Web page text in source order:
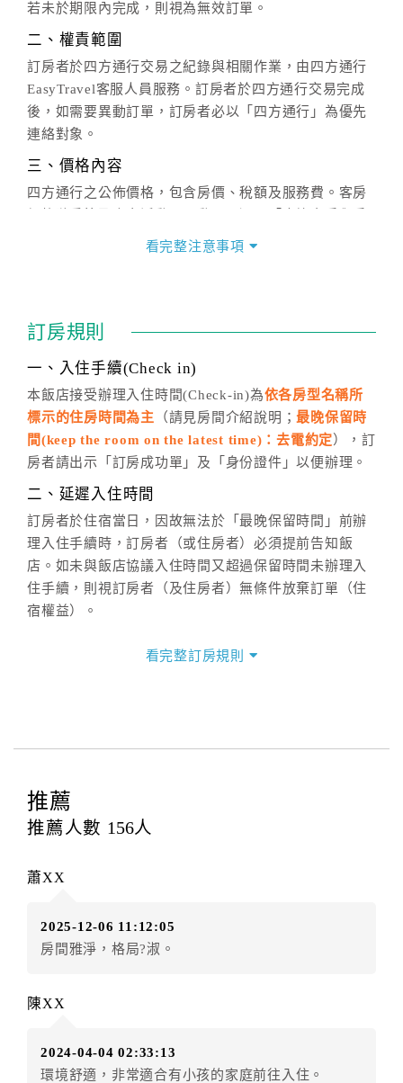
若未於期限內完成，則視為無效訂單。
二、權責範圍
訂房者於四方通行交易之紀錄與相關作業，由四方通行
EasyTravel客服人員服務。訂房者於四方通行交易完成
後，如需要異動訂單，訂房者必以「四方通行」為優先
連絡對象。
三、價格內容
四方通行之公佈價格，包含房價、稅額及服務費。客房
價」之當日價格為標準。
話方式異動訂單。
※非客服時間之申辦異動，皆為次日計算及辦理。
五、客服時間
週一至週日，上午9:00～晚上6:00
六、聯絡方式
(07)9682715 。
看完整注意事項
訂房規則
一、入住手續(Check in)
本飯店接受辦理入住時間(Check-in)為依各房型名稱所
標示的住房時間為主
（請見房間介紹說明；最晚保留時
間(keep the room on the latest time)：去電約定），訂
房者請出示「訂房成功單」及「身份證件」以便辦理。
二、延遲入住時間
訂房者於住宿當日，因故無法於「最晚保留時間」前辦
理入住手續時，訂房者（或住房者）必須提前告知飯
店。如未與飯店協議入住時間又超過保留時間未辦理入
住手續，則視訂房者（及住房者）無條件放棄訂單（住
宿權益）。
四、訂單異動
提出申辦不得異動訂單。
每筆訂單異動限定 乙
辦理取消退款。
房者應補足差額。（限原訂飯店）
房者不得要求退其差額。（限原訂飯店）
額3個月
．訂房者使用「保留住宿金額」時，請注意！為避免飯
店客滿，敬請及早計畫，如逾時未提出申辦，視同無條
看完整訂房規則
推薦
推薦人數 156人
蕭XX
2025-12-06 11:12:05
房間雅淨，格局?淑。
陳XX
2024-04-04 02:33:13
環境舒適，非常適合有小孩的家庭前往入住。